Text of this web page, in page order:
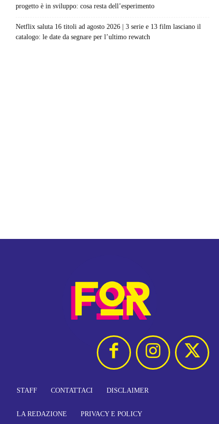
progetto è in sviluppo: cosa resta dell’esperimento
Netflix saluta 16 titoli ad agosto 2026 | 3 serie e 13 film lasciano il
catalogo: le date da segnare per l’ultimo rewatch
STAFF CONTATTACI DISCLAIMER
LA REDAZIONE PRIVACY E POLICY